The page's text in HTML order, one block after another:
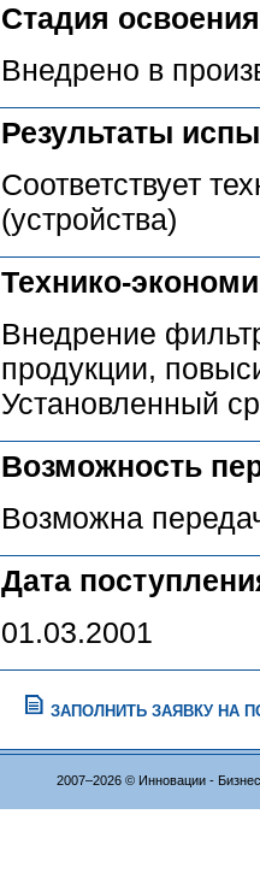
Стадия освоения
Внедрено в
Результаты
Соответствует
(устройства)
Технико-
Внедрение
продукции,
Установленный
Возможность
Возможна
Дата
01.03.2001
ЗАПОЛНИТЬ ЗАЯВКУ НА
2007–2026 © Инновации -